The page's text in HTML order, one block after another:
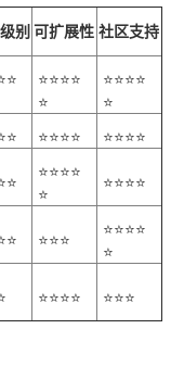
别可扩展性 社区支持
⭐⭐⭐⭐
⭐
⭐⭐⭐⭐
⭐
⭐⭐⭐⭐ ⭐⭐⭐⭐
⭐⭐⭐⭐
⭐
⭐⭐⭐⭐
⭐⭐⭐
⭐⭐⭐⭐
⭐
⭐⭐⭐⭐ ⭐⭐⭐